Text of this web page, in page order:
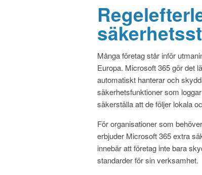
Många företag står inför
Europa. Microsoft 365 gör det
automatiskt hanterar och
säkerhetsfunktioner som
säkerställa att de följer lokala
För organisationer som
erbjuder Microsoft 365 extra
innebär att företag inte bara
standarder för sin verksamhet.